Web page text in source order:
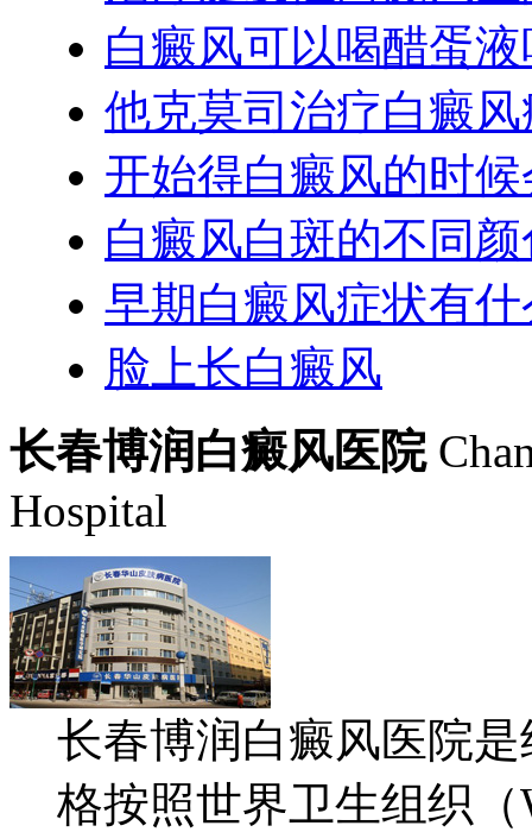
白癜风可以喝醋蛋液
他克莫司治疗白癜
开始得白癜风的时
白癜风白斑的不同颜
早期白癜风症状有什
脸上长白癜风
长春博润白癜风医院
Hospital
长春博润白癜风医院
格按照世界卫生组织（